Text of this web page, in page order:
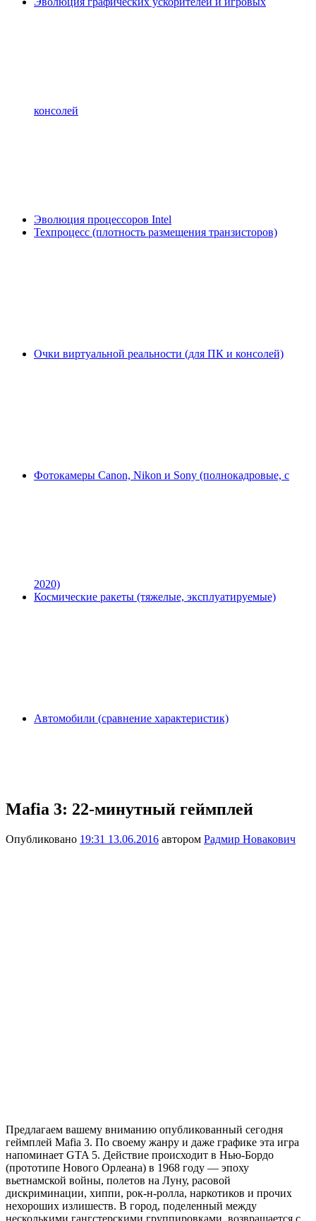
консолей
Эволюция процессоров Intel
Техпроцесс (плотность размещения транзисторов)
Очки виртуальной реальности (для ПК и консолей)
Фотокамеры Canon, Nikon и Sony (полнокадровые, с
2020)
Космические ракеты (тяжелые, эксплуатируемые)
Автомобили (сравнение характеристик)
Mafia 3: 22-минутный геймплей
Опубликовано 19:31 13.06.2016 автором Радмир Новакович
Предлагаем вашему вниманию опубликованный сегодня
геймплей Mafia 3. По своему жанру и даже графике эта игра
напоминает GTA 5. Действие происходит в Нью-Бордо
(прототипе Нового Орлеана) в 1968 году — эпоху
вьетнамской войны, полетов на Луну, расовой
дискриминации, хиппи, рок-н-ролла, наркотиков и прочих
нехороших излишеств. В город, поделенный между
несколькими гангстерскими группировками, возвращается с